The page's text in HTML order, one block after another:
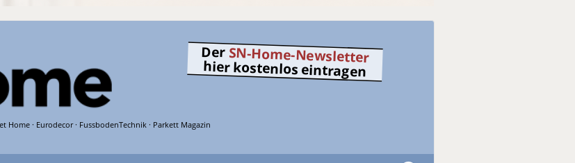
Home · Eurodecor · FussbodenTechnik · Parkett Magazin
Der SN-Home-Newsletter
hier kostenlos eintragen